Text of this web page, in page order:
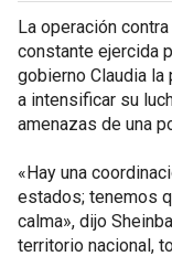
La operación
constante ejercida
gobierno Claudia
a intensificar su
amenazas de una
«Hay una
estados; tenemos
calma», dijo
territorio nacional,